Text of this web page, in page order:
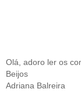
Olá, adoro ler os
Beijos
Adriana Balreira